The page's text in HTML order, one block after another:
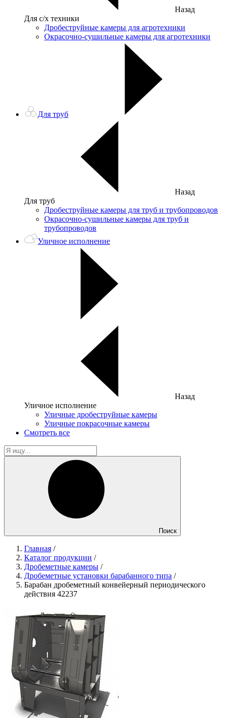
Назад
Для с/х техники
Дробеструйные камеры для агротехники
Окрасочно-сушильные камеры для агротехники
Для труб
Назад
Для труб
Дробеструйные камеры для труб и трубопроводов
Окрасочно-сушильные камеры для труб и
трубопроводов
Уличное исполнение
Назад
Уличное исполнение
Уличные дробеструйные камеры
Уличные покрасочные камеры
Смотреть все
Поиск
Главная /
Каталог продукции /
Дробеметные камеры /
Дробеметные установки барабанного типа /
Барабан дробеметный конвейерный периодического
действия 42237